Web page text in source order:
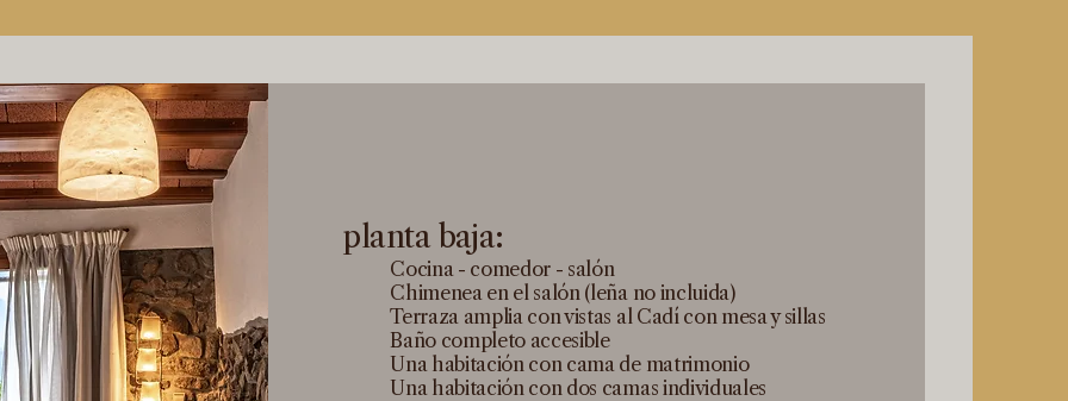
planta baja:
Cocina - comedor - salón
Chimenea en el salón (leña no incluida)
Terraza amplia con vistas al Cadí con mesa y sillas
Baño completo accesible
Una habitación con cama de matrimonio
Una habitación con dos camas individuales